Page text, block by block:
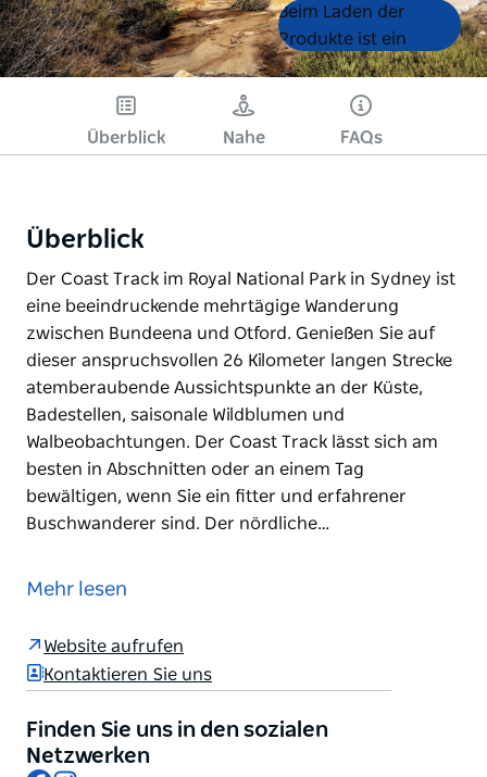
Product
List
Product
List
Beim Laden der
Produkte ist ein
Fehler aufgetreten.
Bitte versuchen Sie es
später noch einmal.
Überblick
Nahe FAQs
Überblick
Der Coast Track im Royal National Park in Sydney ist
eine beeindruckende mehrtägige Wanderung
zwischen Bundeena und Otford. Genießen Sie auf
dieser anspruchsvollen 26 Kilometer langen Strecke
atemberaubende Aussichtspunkte an der Küste,
Badestellen, saisonale Wildblumen und
Walbeobachtungen. Der Coast Track lässt sich am
besten in Abschnitten oder an einem Tag
bewältigen, wenn Sie ein fitter und erfahrener
Buschwanderer sind. Der nördliche…
eine beeindruckende mehrtägige Wanderung
atemberaubende Aussichtspunkte an der Küste,
Badestellen, saisonale Wildblumen und
Der Coast Track lässt sich am besten in Abschnitten
Mehr lesen
Website aufrufen
Kontaktieren Sie uns
Finden Sie uns in den sozialen
Netzwerken